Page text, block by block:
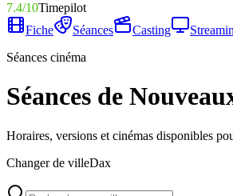
7.4/10Timepilot
Fiche
Séances Casting
Séances cinéma
Séances de
Horaires, versions et cinémas disponibles
Changer de villeDax